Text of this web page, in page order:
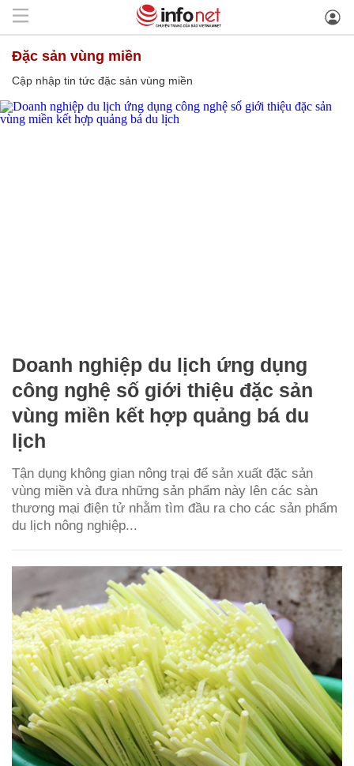
đặc sản vùng miền
Cập nhập tin tức đặc sản vùng miền
Doanh nghiệp du lịch ứng dụng
công nghệ số giới thiệu đặc sản
vùng miền kết hợp quảng bá du
lịch
Tận dụng không gian nông trại để sản xuất đặc sản
vùng miền và đưa những sản phẩm này lên các sàn
thương mại điện tử nhằm tìm đầu ra cho các sản phẩm
du lịch nông nghiệp...